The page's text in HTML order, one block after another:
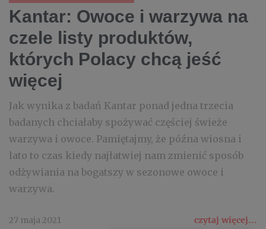
Kantar: Owoce i warzywa na
czele listy produktów,
których Polacy chcą jeść
więcej
Jak wynika z badań Kantar ponad jedna trzecia
badanych chciałaby spożywać częściej świeże
warzywa i owoce. Pamiętajmy, że późna wiosna i
lato to czas kiedy najłatwiej nam zmienić sposób
odżywiania na bogatszy w sezonowe owoce i
warzywa.
27 maja 2021 czytaj więcej...